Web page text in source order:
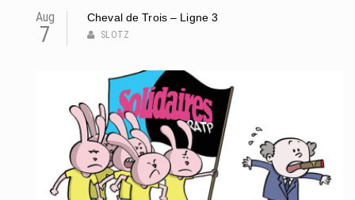
Aug
7
Cheval de Trois – Ligne 3
SLOTZ